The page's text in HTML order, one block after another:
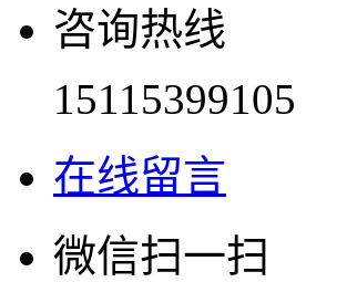
咨询热线
15115399105
在线留言
微信扫一扫